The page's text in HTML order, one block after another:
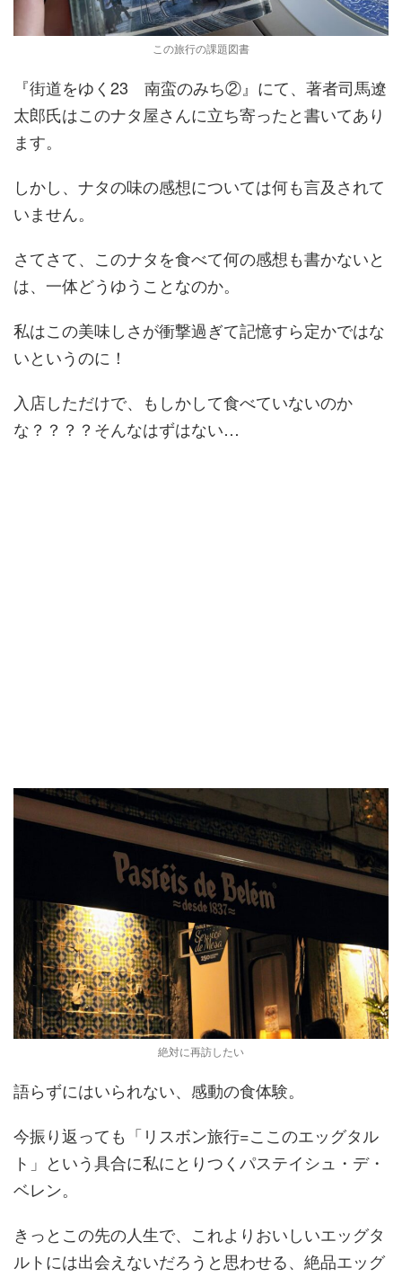
この旅行の課題図書
『街道をゆく23 南蛮のみち②』にて、著者司馬遼
太郎氏はこのナタ屋さんに立ち寄ったと書いてあり
ます。
しかし、ナタの味の感想については何も言及されて
いません。
さてさて、このナタを食べて何の感想も書かないと
は、一体どうゆうことなのか。
私はこの美味しさが衝撃過ぎて記憶すら定かではな
いというのに！
入店しただけで、もしかして食べていないのか
な？？？？そんなはずはない…
絶対に再訪したい
語らずにはいられない、感動の食体験。
今振り返っても「リスボン旅行=ここのエッグタル
ト」という具合に私にとりつくパステイシュ・デ・
ベレン。
きっとこの先の人生で、これよりおいしいエッグタ
ルトには出会えないだろうと思わせる、絶品エッグ